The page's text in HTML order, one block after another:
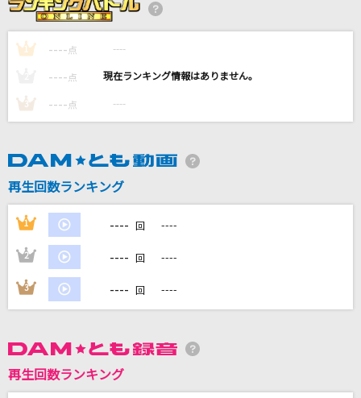
Mr.Children
藤田麻衣子
もっと見る
DAMの新曲・ランキングなど
カラオケをもっと楽しもう！
1 ---- 点 ----
---- 点 ----
3 ---- 点 ----
再生回数ランキング
1 ---- 回 ----
2 ---- 回 ----
3 ---- 回 ----
再生回数ランキング